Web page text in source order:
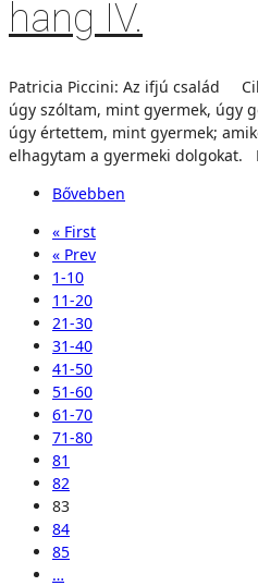
hang IV.
Patricia Piccini: Az ifjú család
úgy szóltam, mint gyermek, úgy
úgy értettem, mint gyermek;
elhagytam a gyermeki dolgokat.
Bővebben
« First
« Prev
1-10
11-20
21-30
31-40
41-50
51-60
61-70
71-80
81
82
83
84
85
…